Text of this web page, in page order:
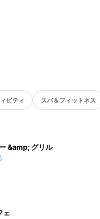
ビティ スパ＆フィットネス
&amp; グリル
ェ